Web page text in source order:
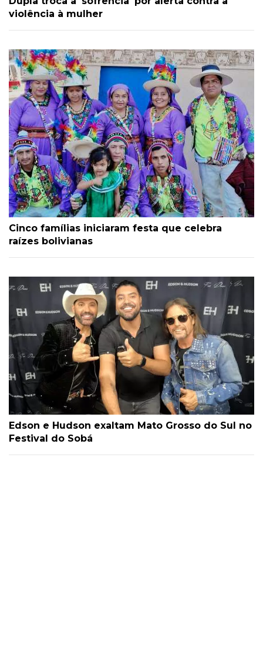
violência à mulher
Cinco famílias iniciaram festa que celebra
raízes bolivianas
Edson e Hudson exaltam Mato Grosso do Sul no
Festival do Sobá